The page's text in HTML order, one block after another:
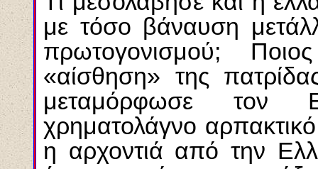
με τόσο βάναυση
πρωτογονισμού;
«αίσθηση» της
μεταμόρφωσε τον
χρηματολάγνο
η αρχοντιά από την